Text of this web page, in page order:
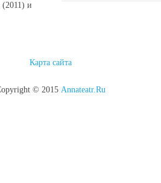
(2011) и
Карта сайта
© 2015 Annateatr.Ru